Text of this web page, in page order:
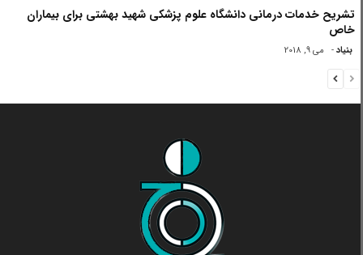
تشریح خدمات درمانی دانشگاه علوم پزشکی شهید بهشتی برای بیماران
خاص
بنیاد - می 9, 2018